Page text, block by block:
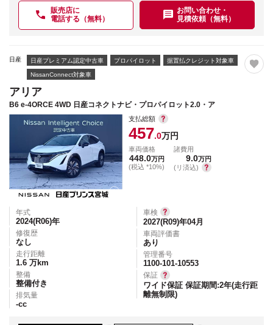
販売店に
電話する（無料）
お問い合わせ・
見積依頼（無料）
日産 日産プレミアム認定中古車 プロパイロット 据置払クレジット対象車
NissanConnect対象車
アリア
B6 e-4ORCE 4WD 日産コネクトナビ・プロパイロット2.0・ア
支払総額
457.0万円
車両価格
448.0万円
(税込 *10%)
諸費用
9.0万円
(リ済込)
年式
2024(R06)年
修復歴
なし
走行距離
1.6 万km
整備
整備付き
排気量
-cc
車検
2027(R09)年04月
車両評価書
あり
管理番号
1100-101-10553
保証
ワイド保証 保証期間:2年(走行距
離無制限)